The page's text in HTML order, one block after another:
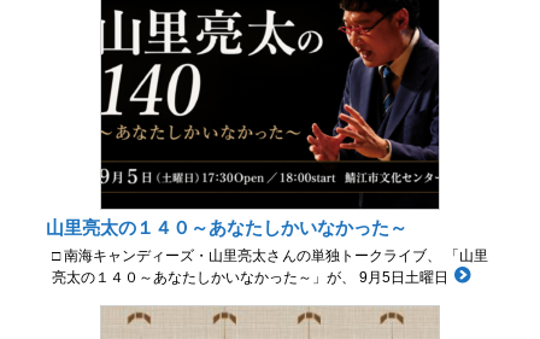
山里亮太の１４０～あなたしかいなかった～
□ 南海キャンディーズ・山里亮太さんの単独トークライブ、 「山里
亮太の１４０～あなたしかいなかった～」が、 9月5日土曜日